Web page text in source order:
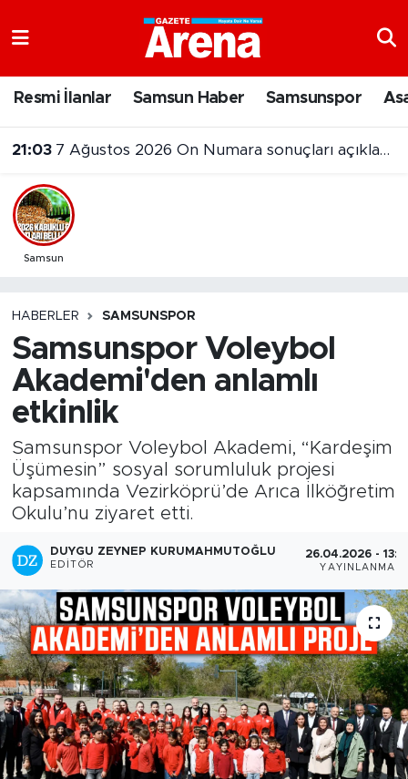
Resmi İlanlar Samsun Haber Samsunspor
21:03 7 Ağustos 2026 On Numara sonuçları açıklandı
Samsun
HABERLER SAMSUNSPOR
Samsunspor Voleybol
Akademi'den anlamlı
etkinlik
Samsunspor Voleybol Akademi, “Kardeşim
Üşümesin” sosyal sorumluluk projesi
kapsamında Vezirköprü’de Arıca İlköğretim
Okulu’nu ziyaret etti.
DUYGU ZEYNEP KURUMAHMUTOĞLU
EDITÖR
26.04.2026 -
YAYINLANMA
Samsun Namaz Vakitleri
Trafik Durumu
Süper Lig Puan Durumu ve Fikstür
Son Dakika Haberleri
Haber Arşivi